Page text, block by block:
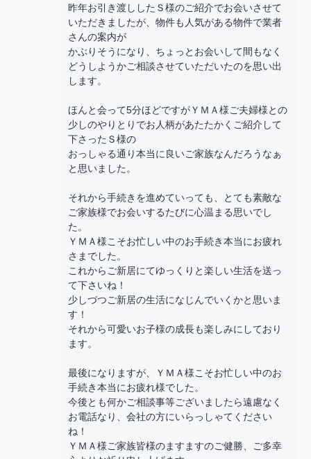
昨年お引き渡ししたＳ様のご紹介でお会いさせて
いただきましたが、物件も人気がある物件で業者
さんの案内が
かぶりそうになり、ちょっとお会いして間もなく
どうしようかご相談させていただいたのを思い出
します。
ほんと会って5分ほどですがＹＭＡ様ご夫婦様との
少しのやりとりでお人柄があたたかくご紹介して
下さったＳ様の
おっしゃる通り本当に良いご家族なんだろうなぁ
と思いました。
それから手続きを進めていっても、とても素敵な
ご家族様でお会いするたびに心温まる思いでし
た。
ＹＭＡ様こそお忙しい中のお手続き本当にお疲れ
さまでした。
これからご新居にてゆっくりと楽しい生活を送っ
て下さいね！
少しづつご新居の生活になじんでいくかと思いま
す！
それから可愛いお子様の成長も楽しみにしており
ます。
最後になりますが、ＹＭＡ様こそお忙しい中のお
手続き本当にお疲れ様でした。
今後とも何かご相談事等ございましたら遠慮なく
お電話なり、会社の方にいらっしゃてください
ね！
ＹＭＡ様ご家族皆様のますますのご健勝、ご多幸